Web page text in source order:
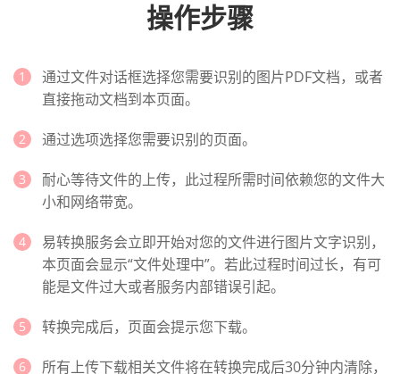
操作步骤
通过文件对话框选择您需要识别的图片PDF文档，或者
直接拖动文档到本页面。
通过选项选择您需要识别的页面。
耐心等待文件的上传，此过程所需时间依赖您的文件大
小和网络带宽。
易转换服务会立即开始对您的文件进行图片文字识别，
本页面会显示“文件处理中”。若此过程时间过长，有可
能是文件过大或者服务内部错误引起。
转换完成后，页面会提示您下载。
所有上传下载相关文件将在转换完成后30分钟内清除，